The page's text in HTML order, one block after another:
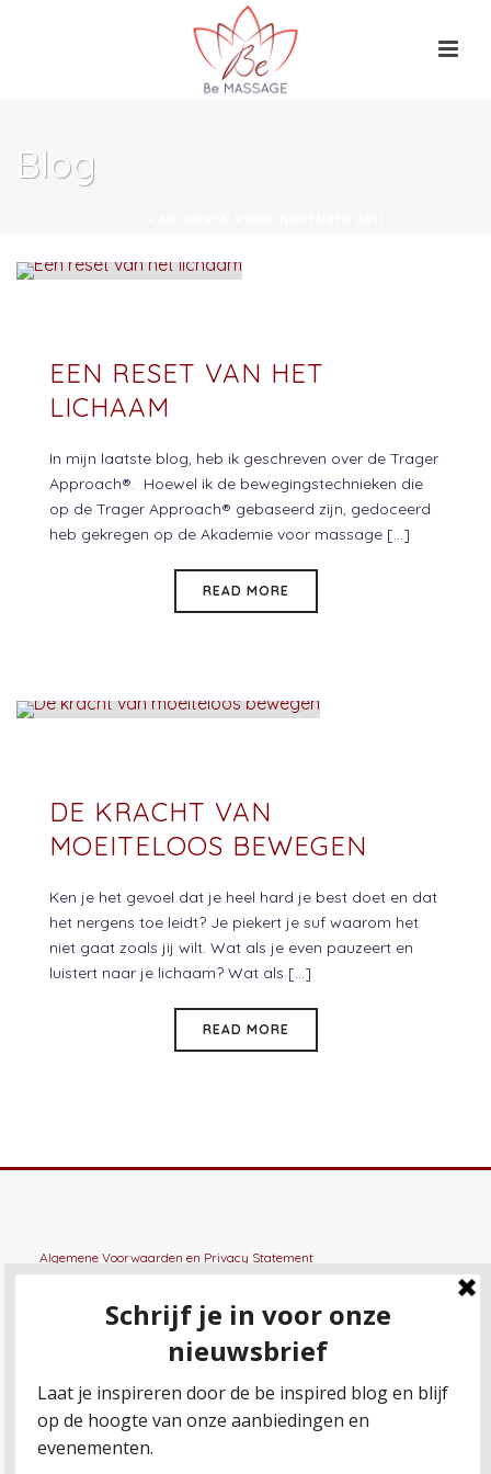
Blog
EEN RESET VAN HET
LICHAAM
In mijn laatste blog, heb ik geschreven over de Trager
Approach®. Hoewel ik de bewegingstechnieken die
op de Trager Approach® gebaseerd zijn, gedoceerd
heb gekregen op de Akademie voor massage [...]
READ MORE
DE KRACHT VAN
MOEITELOOS BEWEGEN
Ken je het gevoel dat je heel hard je best doet en dat
het nergens toe leidt? Je piekert je suf waarom het
niet gaat zoals jij wilt. Wat als je even pauzeert en
luistert naar je lichaam? Wat als [...]
READ MORE
Algemene Voorwaarden en Privacy Statement